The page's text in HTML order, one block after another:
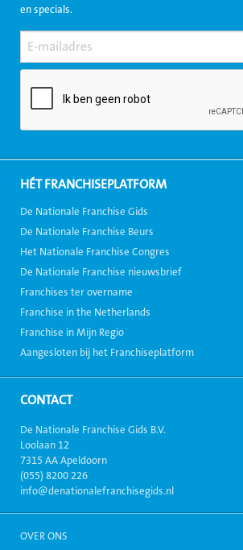
en specials.
HÉT FRANCHISEPLATFORM
De Nationale Franchise Gids
De Nationale Franchise Beurs
Het Nationale Franchise Congres
De Nationale Franchise nieuwsbrief
Franchises ter overname
Franchise in the Netherlands
Franchise in Mijn Regio
Aangesloten bij het Franchiseplatform
CONTACT
De Nationale Franchise Gids B.V.
Loolaan 12
7315 AA Apeldoorn
(055) 8200 226
info@denationalefranchisegids.nl
OVER ONS